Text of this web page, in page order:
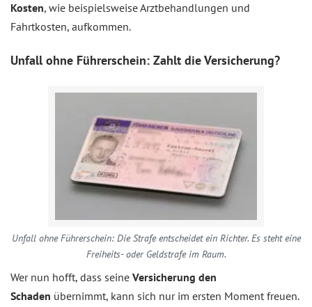
Kosten, wie beispielsweise Arztbehandlungen und
Fahrtkosten, aufkommen.
Unfall ohne Führerschein: Zahlt die Versicherung?
Unfall ohne Führerschein: Die Strafe entscheidet ein Richter. Es steht eine
Freiheits- oder Geldstrafe im Raum.
Wer nun hofft, dass seine Versicherung den
Schaden übernimmt, kann sich nur im ersten Moment freuen.